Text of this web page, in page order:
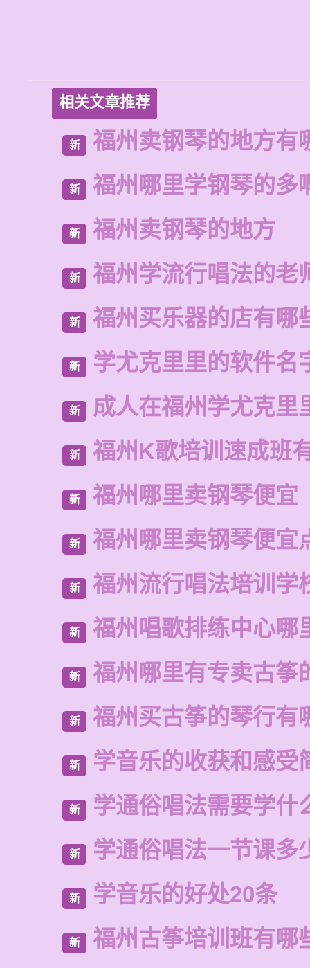
相关文章推荐
新 福州卖钢琴的地方有
新 福州哪里学钢琴的多
新 福州卖钢琴的地方
新 福州学流行唱法的老
新 福州买乐器的店有哪
新 学尤克里里的软件名
新 成人在福州学尤克里
新 福州K歌培训速成班
新 福州哪里卖钢琴便宜
新 福州哪里卖钢琴便宜
新 福州流行唱法培训学
新 福州唱歌排练中心哪
新 福州哪里有专卖古筝
新 福州买古筝的琴行有
新 学音乐的收获和感受
新 学通俗唱法需要学什
新 学通俗唱法一节课多
新 学音乐的好处20条
新 福州古筝培训班有哪